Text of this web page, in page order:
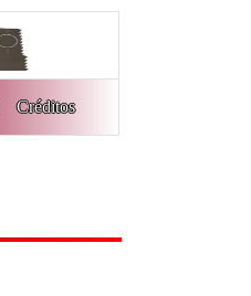
Créditos